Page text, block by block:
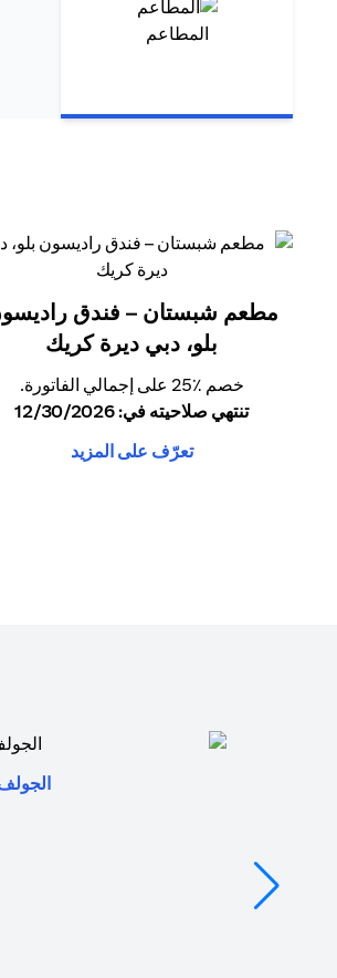
المطاعم
مطعم شبستان – فندق
بلو، دبي ديرة كريك
خصم ٪25 على إجمالي الفاتورة.
تنتهي صلاحيته في: 12/30/2026
تعرّف على المزيد